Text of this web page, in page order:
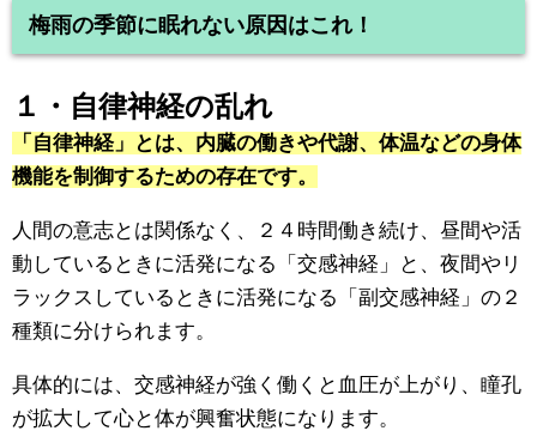
梅雨の季節に眠れない原因はこれ！
１・自律神経の乱れ
「自律神経」とは、内臓の働きや代謝、体温などの身体
機能を制御するための存在です。
人間の意志とは関係なく、２４時間働き続け、昼間や活
動しているときに活発になる「交感神経」と、夜間やリ
ラックスしているときに活発になる「副交感神経」の２
種類に分けられます。
具体的には、交感神経が強く働くと血圧が上がり、瞳孔
が拡大して心と体が興奮状態になります。